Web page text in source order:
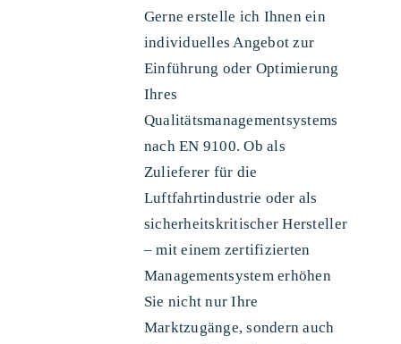
Gerne erstelle ich Ihnen ein
individuelles Angebot zur
Einführung oder Optimierung
Ihres
Qualitätsmanagementsystems
nach EN 9100. Ob als
Zulieferer für die
Luftfahrtindustrie oder als
sicherheitskritischer Hersteller
– mit einem zertifizierten
Managementsystem erhöhen
Sie nicht nur Ihre
Marktzugänge, sondern auch